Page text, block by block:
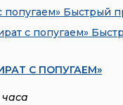
Быстрый
С ПОПУГАЕМ»